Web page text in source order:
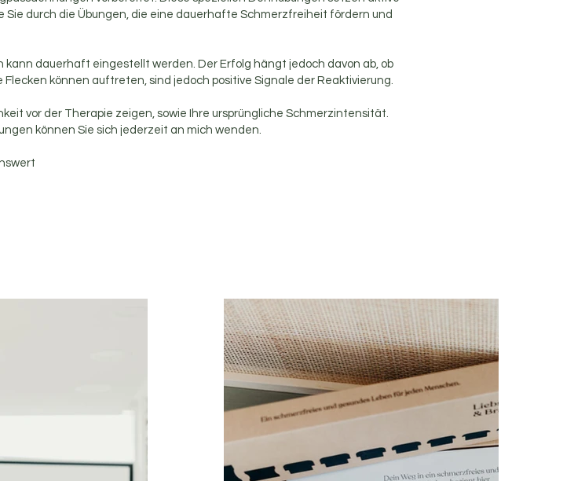
durch die Übungen, die eine dauerhafte Schmerzfreiheit fördern und
dauerhaft eingestellt werden. Der Erfolg hängt jedoch davon ab, ob
können auftreten, sind jedoch positive Signale der Reaktivierung.
vor der Therapie zeigen, sowie Ihre ursprüngliche Schmerzintensität.
können Sie sich jederzeit an mich wenden.